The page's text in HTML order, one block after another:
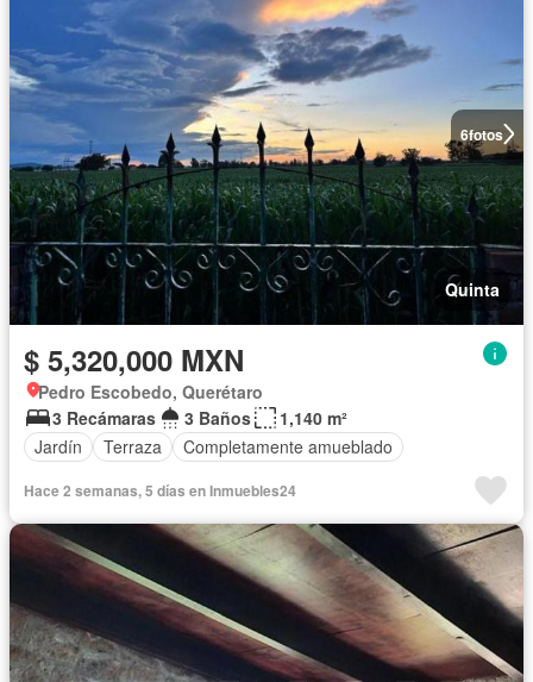
6fotos
Quinta
$ 5,320,000 MXN
Pedro Escobedo, Querétaro
3 Recámaras
3 Baños
1,140 m²
Jardín
Terraza Completamente amueblado
Hace 2 semanas, 5 días en Inmuebles24